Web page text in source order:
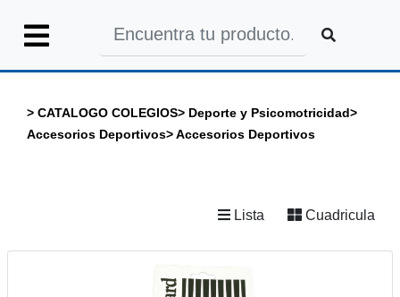
> CATALOGO COLEGIOS> Deporte y Psicomotricidad>
Accesorios Deportivos>Accesorios Deportivos
Lista Cuadricula
Sesión
CATALOGO